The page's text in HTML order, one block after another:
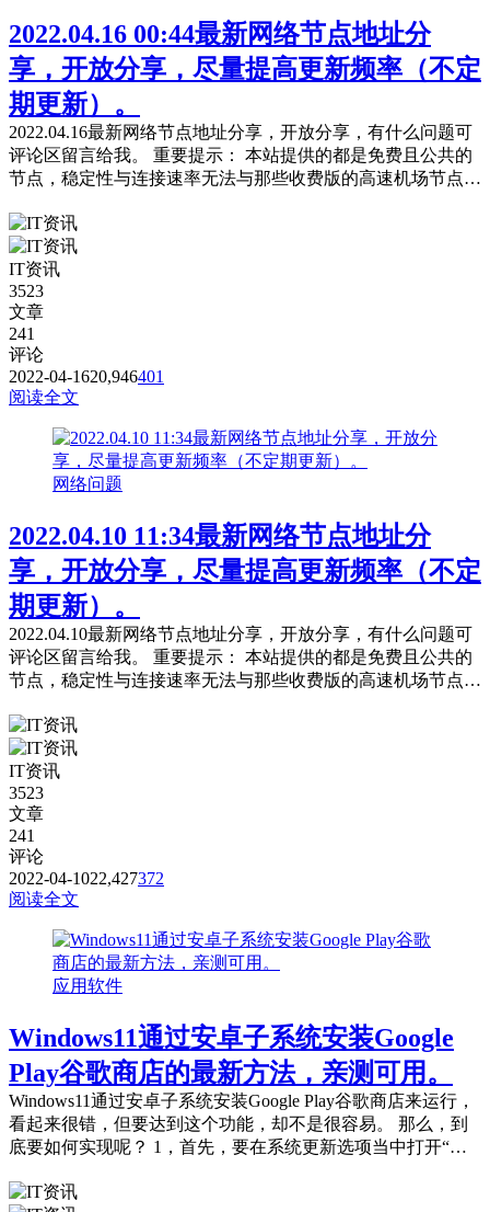
2022.04.16 00:44最新网络节点地址分
享，开放分享，尽量提高更新频率（不定
期更新）。
2022.04.16最新网络节点地址分享，开放分享，有什么问题可
评论区留言给我。 重要提示： 本站提供的都是免费且公共的
节点，稳定性与连接速率无法与那些收费版的高速机场节点相
你自己的网络环境（本地连接当中的DNS，手动配置一下：4
个114，4个1，4.4.8.8，8.8.8.8或是其它公共的DNS。） 第
二：免费公共的节点，用的人太多，稳定性...
IT资讯
3523
文章
241
评论
2022-04-1620,946401
阅读全文
网络问题
2022.04.10 11:34最新网络节点地址分
享，开放分享，尽量提高更新频率（不定
期更新）。
2022.04.10最新网络节点地址分享，开放分享，有什么问题可
评论区留言给我。 重要提示： 本站提供的都是免费且公共的
节点，稳定性与连接速率无法与那些收费版的高速机场节点相
你自己的网络环境（本地连接当中的DNS，手动配置一下：4
个114，4个1，4.4.8.8，8.8.8.8或是其它公共的DNS。） 第
二：免费公共的节点，用的人太多，稳定性...
IT资讯
3523
文章
241
评论
2022-04-1022,427372
阅读全文
应用软件
Windows11通过安卓子系统安装Google
Play谷歌商店的最新方法，亲测可用。
Windows11通过安卓子系统安装Google Play谷歌商店来运行，
看起来很错，但要达到这个功能，却不是很容易。 那么，到
底要如何实现呢？ 1，首先，要在系统更新选项当中打开“开